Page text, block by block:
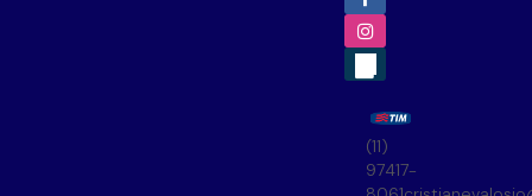
(11)
97417-